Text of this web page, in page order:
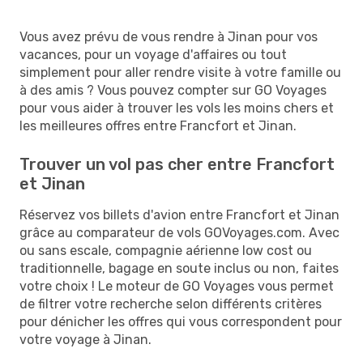
Vous avez prévu de vous rendre à Jinan pour vos
vacances, pour un voyage d'affaires ou tout
simplement pour aller rendre visite à votre famille ou
à des amis ? Vous pouvez compter sur GO Voyages
pour vous aider à trouver les vols les moins chers et
les meilleures offres entre Francfort et Jinan.
Trouver un vol pas cher entre Francfort
et Jinan
Réservez vos billets d'avion entre Francfort et Jinan
grâce au comparateur de vols GOVoyages.com. Avec
ou sans escale, compagnie aérienne low cost ou
traditionnelle, bagage en soute inclus ou non, faites
votre choix ! Le moteur de GO Voyages vous permet
de filtrer votre recherche selon différents critères
pour dénicher les offres qui vous correspondent pour
votre voyage à Jinan.